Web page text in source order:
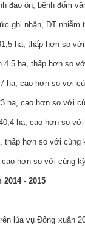
đạo ôn, bệnh đốm
ghi nhận, DT nhiễm
ha, thấp hơn so
4 5 ha, thấp hơn so
ha, cao hơn so với
ha, cao hơn so với
ha, cao hơn so
thấp hơn so với cùng
cao hơn so với cùng
- 2015
lúa vụĐông xuân